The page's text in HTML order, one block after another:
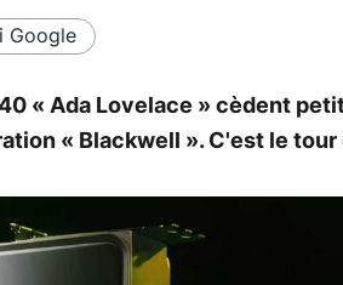
Google
« Ada Lovelace » cèdent
« Blackwell ». C'est le tour